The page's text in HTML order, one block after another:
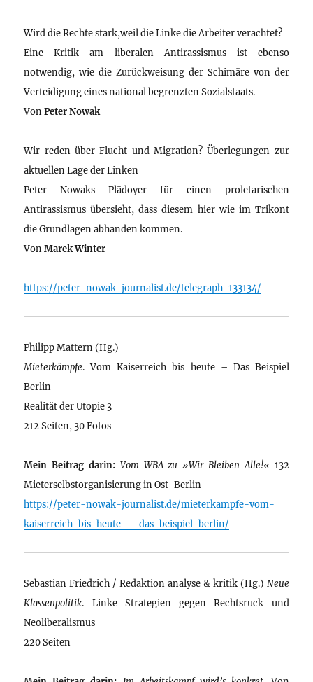
Wird die Rechte stark,weil die Linke die Arbeiter verachtet?
Eine Kritik am liberalen Antirassismus ist ebenso
notwendig, wie die Zurückweisung der Schimäre von der
Verteidigung eines national begrenzten Sozialstaats.
VonPeter Nowak
Wir reden über Flucht und Migration? Überlegungen zur
aktuellen Lage der Linken
Peter Nowaks Plädoyer für einen proletarischen
Antirassismus übersieht, dass diesem hier wie im Trikont
die Grundlagen abhanden kommen.
VonMarek Winter
https://peter-nowak-journalist.de/telegraph-133134/
Philipp Mattern (Hg.)
Mieterkämpfe. Vom Kaiserreich bis heute – Das Beispiel
Berlin
Realität der Utopie 3
212 Seiten, 30 Fotos
Mein Beitrag darin: Vom WBA zu »Wir Bleiben Alle!« 132
Mieterselbstorganisierung in Ost-Berlin
https://peter-nowak-journalist.de/mieterkampfe-vom-
kaiserreich-bis-heute-–-das-beispiel-berlin/
Sebastian Friedrich / Redaktion analyse & kritik (Hg.) Neue
Klassenpolitik. Linke Strategien gegen Rechtsruck und
Neoliberalismus
220 Seiten